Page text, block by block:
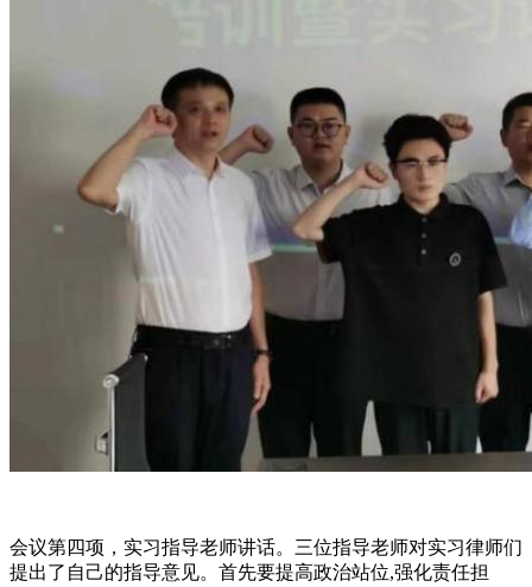
会议第四项，实习指导老师讲话。三位指导老师对实习律师们
提出了自己的指导意见。首先要提高政治站位,强化责任担